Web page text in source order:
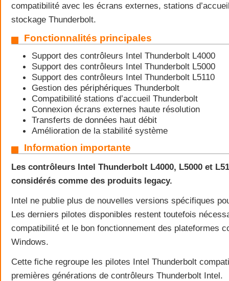
compatibilité avec les écrans externes, stations
stockage Thunderbolt.
Fonctionnalités principales
Support des contrôleurs Intel Thunderbolt L4000
Support des contrôleurs Intel Thunderbolt L5000
Support des contrôleurs Intel Thunderbolt L5110
Gestion des périphériques Thunderbolt
Compatibilité stations d’accueil Thunderbolt
Connexion écrans externes haute résolution
Transferts de données haut débit
Amélioration de la stabilité système
Information importante
Les contrôleurs Intel Thunderbolt L4000, L5000 et
considérés comme des produits legacy.
Intel ne publie plus de nouvelles versions spécifiques
Les derniers pilotes disponibles restent toutefois
compatibilité et le bon fonctionnement des plateformes
Windows.
Cette fiche regroupe les pilotes Intel Thunderbolt
premières générations de contrôleurs Thunderbolt Intel.